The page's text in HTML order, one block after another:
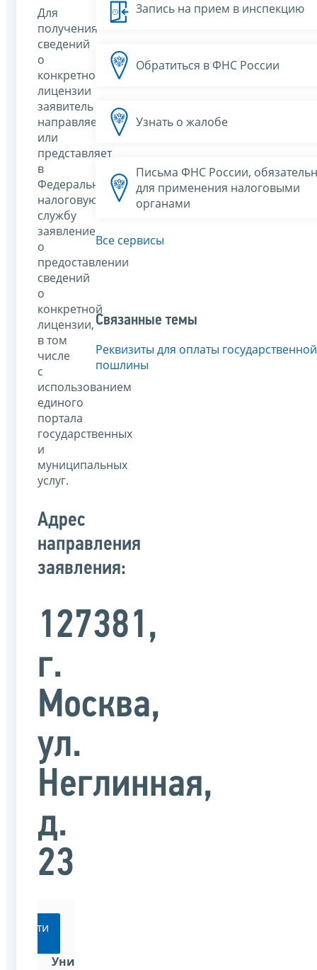
Для
получения
сведений
о
конкретной
лицензии
заявитель
направляет
или
представляет
в
Федеральную
налоговую
службу
заявление
о
предоставлении
сведений
о
конкретной
лицензии,
в том
числе
с
использованием
единого
портала
государственных
и
муниципальных
услуг.
Адрес
направления
заявления:
127381,
г.
Москва,
ул.
Неглинная,
д.
23
Перейти
Универсальная
Запись на прием в инспекцию
Обратиться в ФНС России
Узнать о жалобе
Письма ФНС России,
для применения налоговыми
органами
Все сервисы
Связанные темы
Реквизиты для оплаты государственной
пошлины